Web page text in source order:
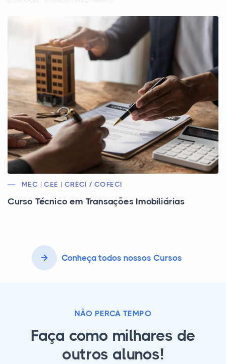
MEC | CEE | CRECI / COFECI
Curso Técnico em Transações Imobiliárias
Conheça todos nossos Cursos
NÃO PERCA TEMPO
Faça como milhares de
outros alunos!